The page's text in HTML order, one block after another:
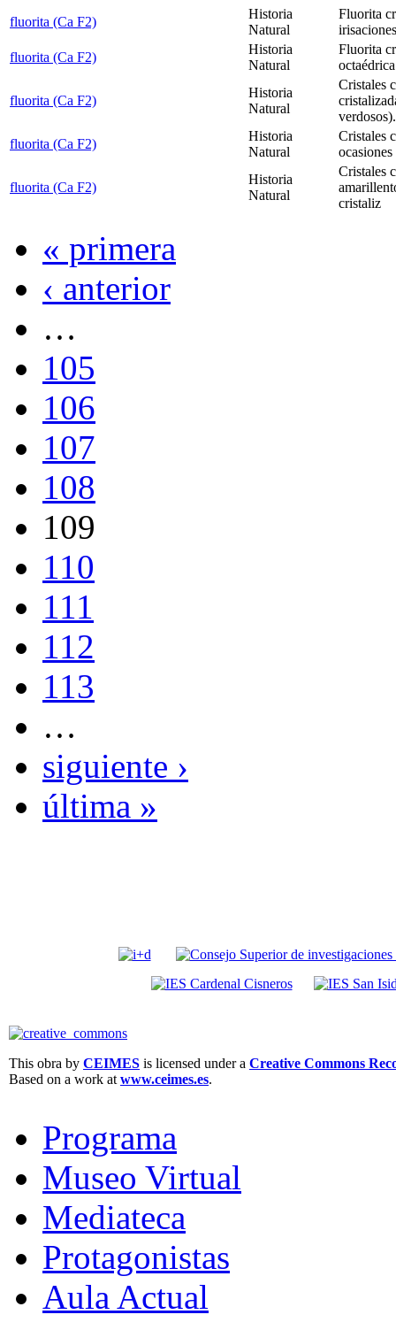
fluorita (Ca F2)
Historia
Natural
Fluorita
fluorita (Ca F2)
Historia
Natural
Fluorita
fluorita (Ca F2)
Historia
Natural
Cristales
verdosos).
fluorita (Ca F2)
Historia
Natural
Cristales
fluorita (Ca F2)
Historia
Natural
Cristales
cristaliz
« primera
‹ anterior
…
105
106
107
108
109
110
111
112
113
…
siguiente ›
última »
This obra by CEIMES is licensed under a Creative Commons
Based on a work at www.ceimes.es.
Programa
Museo Virtual
Mediateca
Protagonistas
Aula Actual